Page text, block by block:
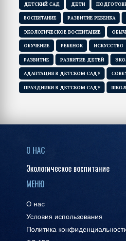
ДЕТСКИЙ САД ДЕТИ
ВОСПИТАНИЕ РАЗВИТИЕ РЕБЕНКА
ЭКОЛОГИЧЕСКОЕ ВОСПИТАНИЕ
ОБУЧЕНИЕ РЕБЕНОК ИСКУССТВО
РАЗВИТИЕ РАЗВИТИЕ ДЕТЕЙ
АДАПТАЦИЯ В ДЕТСКОМ САДУ
ПРАЗДНИКИ В ДЕТСКОМ САДУ
О НАС
Экологическое воспитание
МЕНЮ
О нас
Условия использования
Политика